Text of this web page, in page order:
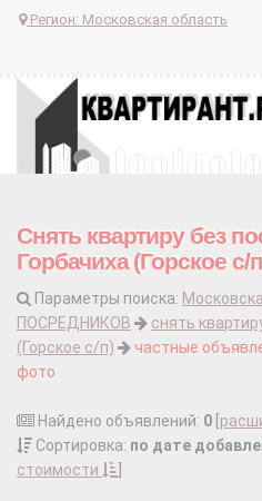
Регион: Московская область
Снять квартиру без
Горбачиха (Горское с/
Параметры поиска:
ПОСРЕДНИКОВ
снять
(Горское с/п)
частные
фото
Найдено объявлений: 0
Сортировка: по дате
стоимости